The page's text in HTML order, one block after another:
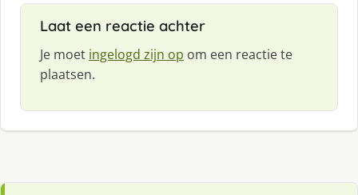
Laat een reactie achter
Je moet ingelogd zijn op om een reactie te
plaatsen.